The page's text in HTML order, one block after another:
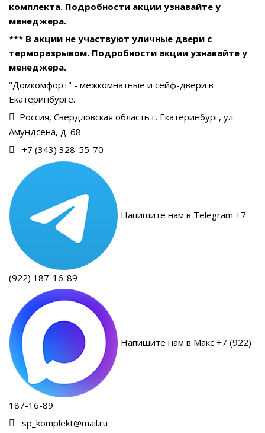
комплекта. Подробности акции узнавайте у
менеджера.
*** В акции не участвуют уличные двери с
терморазрывом. Подробности акции узнавайте у
менеджера.
"Домкомфорт" - межкомнатные и сейф-двери в
Екатеринбурге.
Россия, Свердловская область г. Екатеринбург, ул.
Амундсена, д. 68
+7 (343) 328-55-70
Напишите нам в Telegram +7
(922) 187-16-89
Напишите нам в Макс +7 (922)
187-16-89
sp_komplekt@mail.ru